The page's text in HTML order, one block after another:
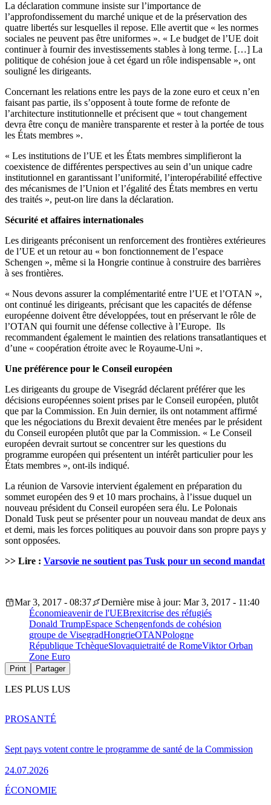
La déclaration commune insiste sur l’importance de
l’approfondissement du marché unique et de la préservation des
quatre libertés sur lesquelles il repose. Elle avertit que « les normes
sociales ne peuvent pas être uniformes ». « Le budget de l’UE doit
continuer à fournir des investissements stables à long terme. […] La
politique de cohésion joue à cet égard un rôle indispensable », ont
souligné les dirigeants.
Concernant les relations entre les pays de la zone euro et ceux n’en
faisant pas partie, ils s’opposent à toute forme de refonte de
l’architecture institutionnelle et précisent que « tout changement
devra être conçu de manière transparente et rester à la portée de tous
les États membres ».
« Les institutions de l’UE et les États membres simplifieront la
coexistence de différentes perspectives au sein d’un unique cadre
institutionnel en garantissant l’uniformité, l’interopérabilité effective
des mécanismes de l’Union et l’égalité des États membres en vertu
des traités », peut-on lire dans la déclaration.
Sécurité et affaires internationales
Les dirigeants préconisent un renforcement des frontières extérieures
de l’UE et un retour au « bon fonctionnement de l’espace
Schengen », même si la Hongrie continue à construire des barrières
à ses frontières.
« Nous devons assurer la complémentarité entre l’UE et l’OTAN »,
ont continué les dirigeants, précisant que les capacités de défense
européenne doivent être développées, tout en préservant le rôle de
l’OTAN qui fournit une défense collective à l’Europe. Ils
recommandent également le maintien des relations transatlantiques et
d’une « coopération étroite avec le Royaume-Uni ».
Une préférence pour le Conseil européen
Les dirigeants du groupe de Visegrád déclarent préférer que les
décisions européennes soient prises par le Conseil européen, plutôt
que par la Commission. En Juin dernier, ils ont notamment affirmé
que les négociations du Brexit devaient être menées par le président
du Conseil européen plutôt que par la Commission. « Le Conseil
européen devrait surtout se concentrer sur les questions du
programme européen qui présentent un intérêt particulier pour les
États membres », ont-ils indiqué.
La réunion de Varsovie intervient également en préparation du
sommet européen des 9 et 10 mars prochains, à l’issue duquel un
nouveau président du Conseil européen sera élu. Le Polonais
Donald Tusk peut se présenter pour un nouveau mandat de deux ans
et demi, mais les forces politiques au pouvoir dans son propre pays y
sont opposées.
>> Lire : Varsovie ne soutient pas Tusk pour un second mandat
Mar 3, 2017 - 08:37
Dernière mise à jour: Mar 3, 2017 - 11:40
Économieavenir de l'UEBrexitcrise des réfugiés
Donald TrumpEspace Schengenfonds de cohésion
groupe de VisegradHongrieOTANPologne
République TchèqueSlovaquietraité de RomeViktor Orban
Zone Euro
Print Partager
LES PLUS LUS
Sept pays votent contre le programme de santé de la Commission
24.07.2026
PROSANTÉ
ÉCONOMIE